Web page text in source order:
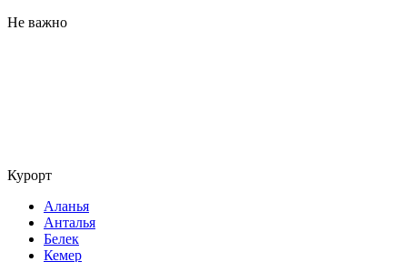
Не важно
Курорт
Аланья
Анталья
Белек
Кемер